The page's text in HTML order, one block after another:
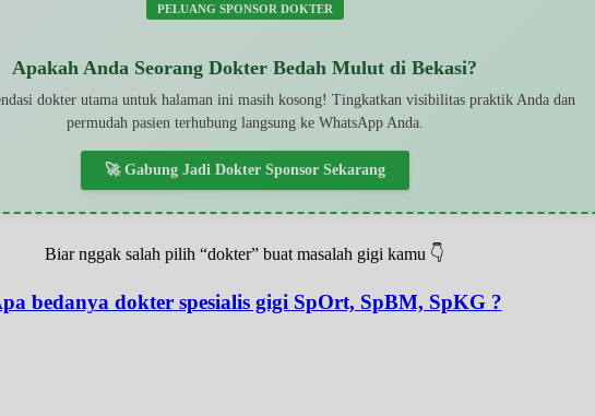
PELUANG SPONSOR DOKTER
Apakah Anda Seorang Dokter Bedah Mulut di Bekasi?
dokter utama untuk halaman ini masih kosong! Tingkatkan visibilitas praktik Anda dan
permudah pasien terhubung langsung ke WhatsApp Anda.
🚀 Gabung Jadi Dokter Sponsor Sekarang
Biar nggak salah pilih “dokter” buat masalah gigi kamu 👇
bedanya dokter spesialis gigi SpOrt, SpBM, SpKG ?